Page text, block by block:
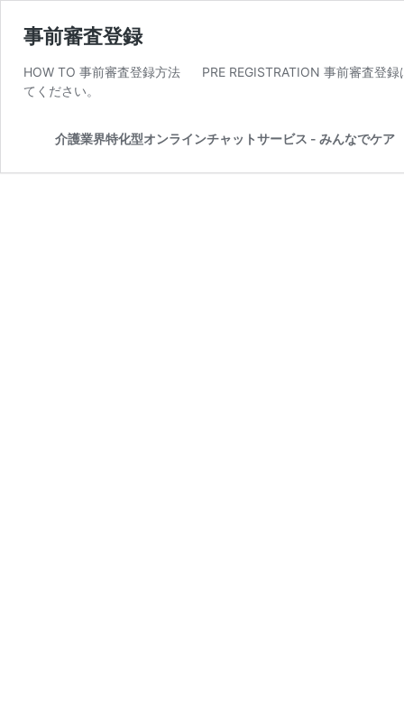
事前審査登録
HOW TO 事前審査登録方法 PRE REGISTRATION 事前審査登
てください。
介護業界特化型オンラインチャットサービス - みんなでケア